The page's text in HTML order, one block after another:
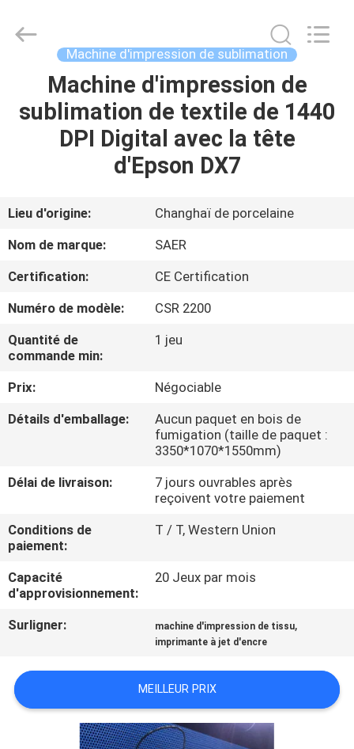
APERÇU
PRODUITS
A
DE
NOUS
VISITE
D'USINE
DE
QUALITÉ
CONTACT
NOUVELLES
TOUS
LES
Digital
Machine d'impression de sublimation
Machine d'impression de
sublimation de textile de 1440
DPI Digital avec la tête
d'Epson DX7
Lieu d'origine:
Changhaï de porcelaine
Nom de marque:
SAER
Certification:
CE Certification
Numéro de modèle:
CSR 2200
Quantité de
commande min:
1 jeu
Prix:
Négociable
Détails d'emballage:
Aucun paquet en bois de
fumigation (taille de paquet :
3350*1070*1550mm)
Délai de livraison:
7 jours ouvrables après
reçoivent votre paiement
Conditions de
paiement:
T / T, Western Union
Capacité
d'approvisionnement:
20 Jeux par mois
Surligner: machine d'impression de tissu,
imprimante à jet d'encre
MEILLEUR PRIX